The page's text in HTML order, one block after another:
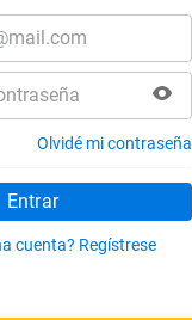
uc
chile
república chile
Olvidé mi contraseña
Entrar
cuenta? Regístrese